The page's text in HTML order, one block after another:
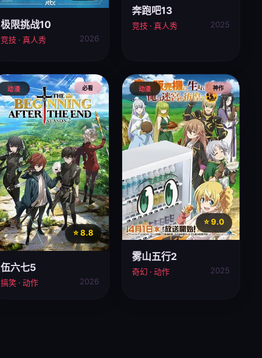
极限挑战10
竞技 · 真人秀 2026
奔跑吧13
竞技 · 真人秀 2025
动漫 必看
⭐ 8.8
伍六七5
搞笑 · 动作 2026
动漫 神作
⭐ 9.0
雾山五行2
奇幻 · 动作 2025